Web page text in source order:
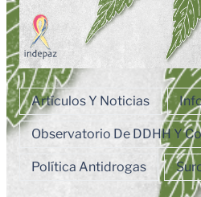
Artículos Y Noticias
Observatorio De DDHH Y
Política Antidrogas